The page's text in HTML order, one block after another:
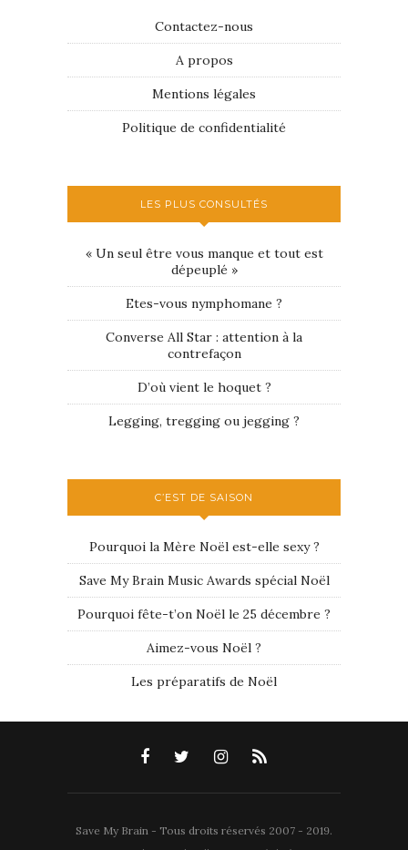
Contactez-nous
A propos
Mentions légales
Politique de confidentialité
LES PLUS CONSULTÉS
« Un seul être vous manque et tout est
dépeuplé »
Etes-vous nymphomane ?
Converse All Star : attention à la
contrefaçon
D’où vient le hoquet ?
Legging, tregging ou jegging ?
C’EST DE SAISON
Pourquoi la Mère Noël est-elle sexy ?
Save My Brain Music Awards spécial Noël
Pourquoi fête-t’on Noël le 25 décembre ?
Aimez-vous Noël ?
Les préparatifs de Noël
Save My Brain - Tous droits réservés 2007 - 2019.